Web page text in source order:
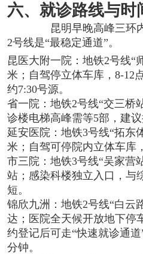
六、就诊路线与时
昆明早晚高峰三环内
2号线是“最稳定通道”。
昆医大附一院：地铁2号线“
米；自驾停立体车库，8-12
约7:30号源。
省一院：地铁2号线“交三桥
诊楼电梯高峰需等5部，建
延安医院：地铁3号线“拓东
米；自驾可停院内立体车库
市三院：地铁3号线“吴家营
站；感染科楼独立入口，与
短。
锦欣九洲：地铁2号线“白云
达；医院全天候开放地下停
约登记后可走“快速就诊通
分钟。